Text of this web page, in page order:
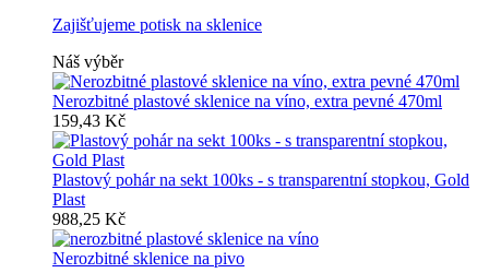
Zajišťujeme potisk na sklenice
Náš výběr
Nerozbitné plastové sklenice na víno, extra pevné 470ml
159,43 Kč
Plastový pohár na sekt 100ks - s transparentní stopkou, Gold
Plast
988,25 Kč
Nerozbitné sklenice na pivo